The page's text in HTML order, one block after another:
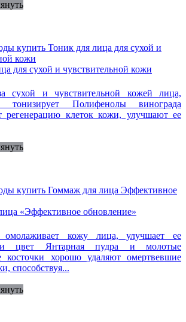
для сухой и чувствительной кожи
сухой и чувствительной кожей лица,
Полифенолы винограда
регенерацию клеток кожи, улучшают ее
«Эффективное обновление»
кожу лица, улучшает ее
и цвет Янтарная пудра и молотые
косточки хорошо удаляют омертвевшие
способствуя...